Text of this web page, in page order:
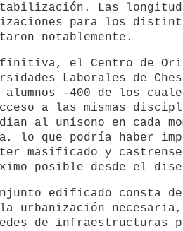
Las
para los
notablemente.
el Centro de
Laborales de
alumnos -400 de los
a las mismas
al unísono en cada
lo que podría haber
masificado y
posible desde el
edificado consta
urbanización
de infraestructuras